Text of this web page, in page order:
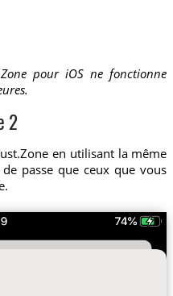
pour iOS ne fonctionne
2
en utilisant la même
passe que ceux que vous